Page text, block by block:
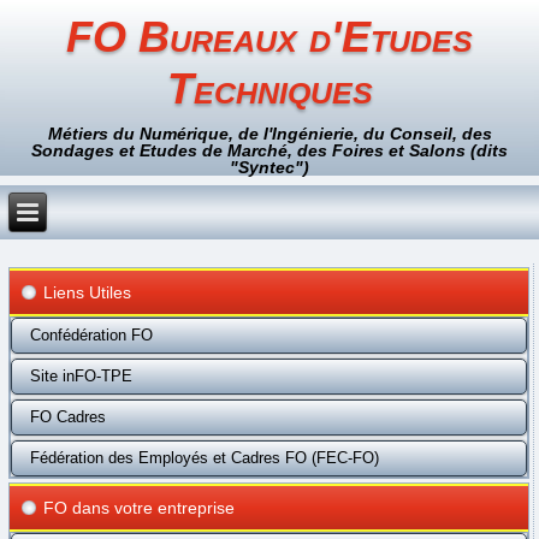
FO Bureaux d'Etudes
Techniques
Métiers du Numérique, de l'Ingénierie, du Conseil, des
Sondages et Etudes de Marché, des Foires et Salons (dits
"Syntec")
Liens Utiles
Confédération FO
Site inFO-TPE
FO Cadres
Fédération des Employés et Cadres FO (FEC-FO)
FO dans votre entreprise